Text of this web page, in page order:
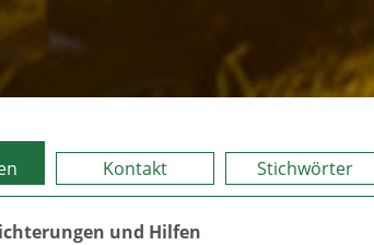
Kontakt Stichwörter
und Hilfen